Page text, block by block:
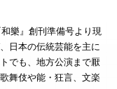
樂』創刊準備号より現
日本の伝統芸能を主に
でも、地方公演まで厭
舞伎や能・狂言、文楽